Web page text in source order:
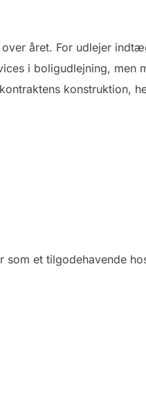
året. For udlejer
i boligudlejning, men
konstruktion,
et tilgodehavende